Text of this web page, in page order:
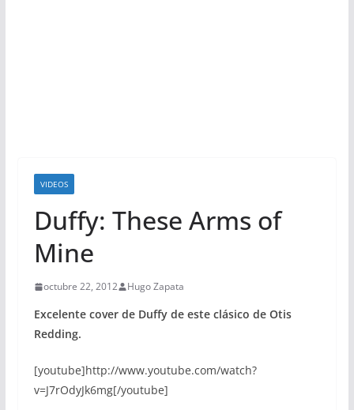
VIDEOS
Duffy: These Arms of
Mine
octubre 22, 2012 Hugo Zapata
Excelente cover de Duffy de este clásico de Otis
Redding.
[youtube]http://www.youtube.com/watch?
v=J7rOdyJk6mg[/youtube]